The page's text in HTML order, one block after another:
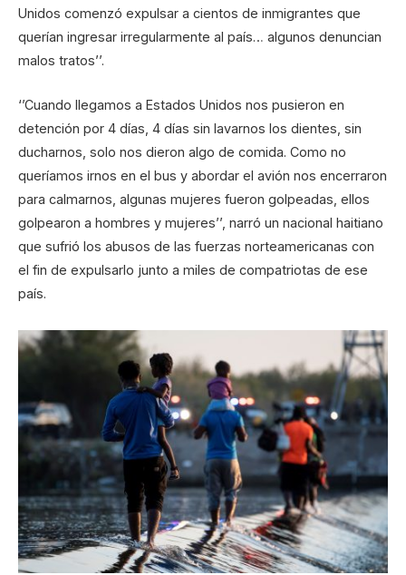
Unidos comenzó expulsar a cientos de inmigrantes que
querían ingresar irregularmente al país… algunos denuncian
malos tratos’’.
‘’Cuando llegamos a Estados Unidos nos pusieron en
detención por 4 días, 4 días sin lavarnos los dientes, sin
ducharnos, solo nos dieron algo de comida. Como no
queríamos irnos en el bus y abordar el avión nos encerraron
para calmarnos, algunas mujeres fueron golpeadas, ellos
golpearon a hombres y mujeres’’, narró un nacional haitiano
que sufrió los abusos de las fuerzas norteamericanas con
el fin de expulsarlo junto a miles de compatriotas de ese
país.